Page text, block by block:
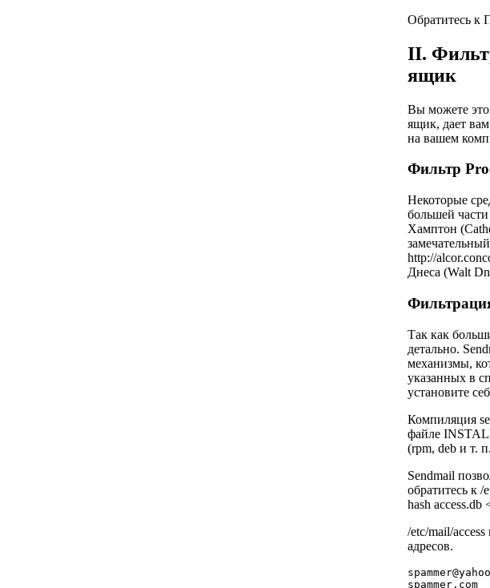
Обратитесь к
II.
ящик
Вы можете
ящик, дает
на вашем
Фильтр
Некоторые
большей
Хамптон
http://
Днеса (Walt
Так как
детально.
механизмы,
указанных в
установите
Компиляция
файле
(rpm, deb и т.
Sendmail
обратитесь к
hash access.db
/etc/mail/
адресов.
spammer.com				550 Пшел вон!